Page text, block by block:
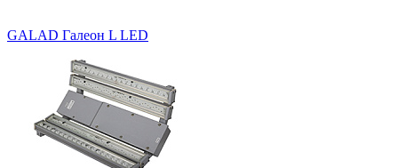
GALAD Галеон L LED